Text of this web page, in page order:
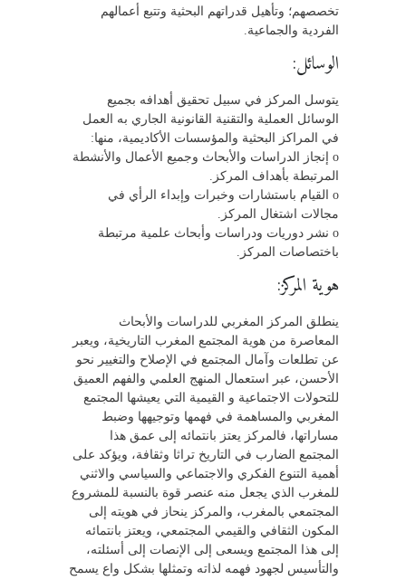
تخصصهم؛ وتأهيل قدراتهم البحثية وتتبع أعمالهم
الفردية والجماعية.
الوسائل:
يتوسل المركز في سبيل تحقيق أهدافه بجميع
الوسائل العملية والتقنية القانونية الجاري به العمل
في المراكز البحثية والمؤسسات الأكاديمية، منها:
o إنجاز الدراسات والأبحاث وجميع الأعمال والأنشطة
المرتبطة بأهداف المركز.
o القيام باستشارات وخبرات وإبداء الرأي في
مجالات اشتغال المركز.
o نشر دوريات ودراسات وأبحاث علمية مرتبطة
باختصاصات المركز.
هوية المركز:
ينطلق المركز المغربي للدراسات والأبحاث
المعاصرة من هوية المجتمع المغرب التاريخية، ويعبر
عن تطلعات وآمال المجتمع في الإصلاح والتغيير نحو
الأحسن، عبر استعمال المنهج العلمي والفهم العميق
للتحولات الاجتماعية و القيمية التي يعيشها المجتمع
المغربي والمساهمة في فهمها وتوجيهها وضبط
مساراتها، فالمركز يعتز بانتمائه إلى عمق هذا
المجتمع الضارب في التاريخ تراثا وثقافة، ويؤكد على
أهمية التنوع الفكري والاجتماعي والسياسي والاثني
للمغرب الذي يجعل منه عنصر قوة بالنسبة للمشروع
المجتمعي بالمغرب، والمركز ينحاز في هويته إلى
المكون الثقافي والقيمي المجتمعي، ويعتز بانتمائه
إلى هذا المجتمع ويسعى إلى الإنصات إلى أسئلته،
والتأسيس لجهود فهمه لذاته وتمثلها بشكل واع يسمح